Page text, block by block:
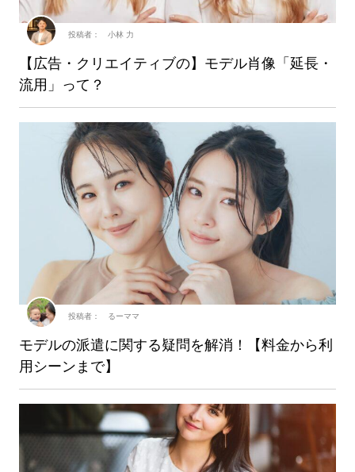
【広告・クリエイティブの】モデル肖像「延長・
流用」って？
投稿者： 小林 力
モデルの派遣に関する疑問を解消！【料金から利
用シーンまで】
投稿者： るーママ